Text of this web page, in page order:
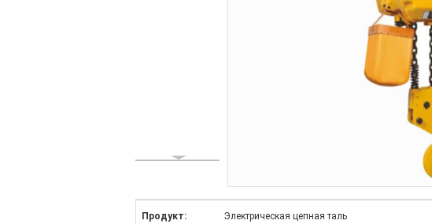
Продукт: Электрическая цепная таль